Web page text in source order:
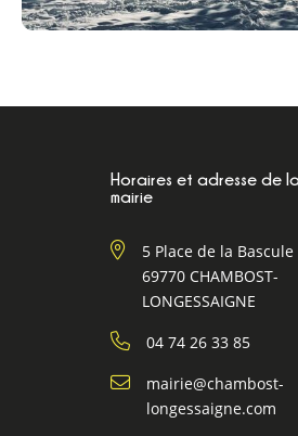
Horaires et adresse de
mairie
5 Place de la Bascule
69770 CHAMBOST-
LONGESSAIGNE
04 74 26 33 85
mairie@chambost-
longessaigne.com